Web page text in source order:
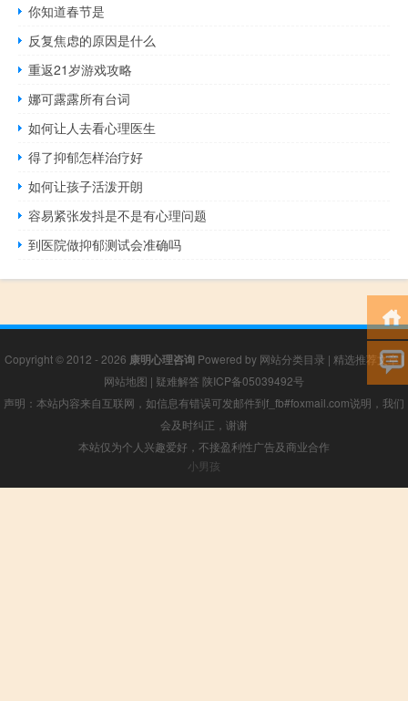
你知道春节是
反复焦虑的原因是什么
重返21岁游戏攻略
娜可露露所有台词
如何让人去看心理医生
得了抑郁怎样治疗好
如何让孩子活泼开朗
容易紧张发抖是不是有心理问题
到医院做抑郁测试会准确吗
Copyright © 2012 - 2026 康明心理咨询Powered by 网站分类目录 | 精选推荐文章|
网站地图 | 疑难解答 陕ICP备05039492号
声明：本站内容来自互联网，如信息有错误可发邮件到f_fb#foxmail.com说明，我们
会及时纠正，谢谢
本站仅为个人兴趣爱好，不接盈利性广告及商业合作
小男孩